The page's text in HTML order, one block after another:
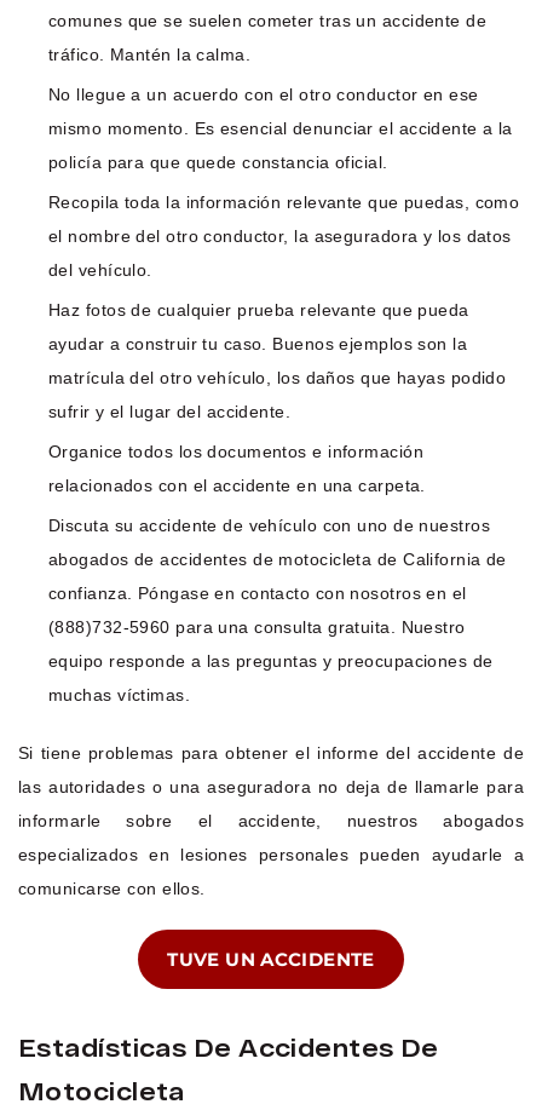
comunes que se suelen cometer tras un accidente de
tráfico. Mantén la calma.
No llegue a un acuerdo con el otro conductor en ese
mismo momento. Es esencial denunciar el accidente a la
policía para que quede constancia oficial.
Recopila toda la información relevante que puedas, como
el nombre del otro conductor, la aseguradora y los datos
del vehículo.
Haz fotos de cualquier prueba relevante que pueda
ayudar a construir tu caso. Buenos ejemplos son la
matrícula del otro vehículo, los daños que hayas podido
sufrir y el lugar del accidente.
Organice todos los documentos e información
relacionados con el accidente en una carpeta.
Discuta su accidente de vehículo con uno de nuestros
abogados de accidentes de motocicleta de California de
confianza. Póngase en contacto con nosotros en el
(888)732-5960 para una consulta gratuita. Nuestro
equipo responde a las preguntas y preocupaciones de
muchas víctimas.
Si tiene problemas para obtener el informe del accidente de
las autoridades o una aseguradora no deja de llamarle para
informarle sobre el accidente, nuestros abogados
especializados en lesiones personales pueden ayudarle a
comunicarse con ellos.
TUVE UN ACCIDENTE
Estadísticas De Accidentes De
Motocicleta